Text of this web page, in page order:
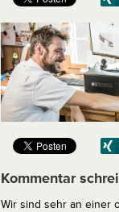
Kommentar
Wir sind sehr an einer